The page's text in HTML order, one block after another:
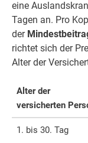
eine
Tagen an. Pro
der
richtet sich der
Alter der
Alter der
versicherten
1. bis 30. Tag